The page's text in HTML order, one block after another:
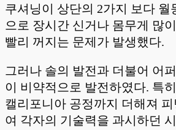
쿠셔닝이 상단의 2가지 보다 월
으로 장시간 신거나 몸무게 많
빨리 꺼지는 문제가 발생했다.
그러나 솔의 발전과 더불어 어
이 비약적으로 발전하였다. 특
캘리포니아 공정까지 더해져
여 각자의 기술력을 과시하던